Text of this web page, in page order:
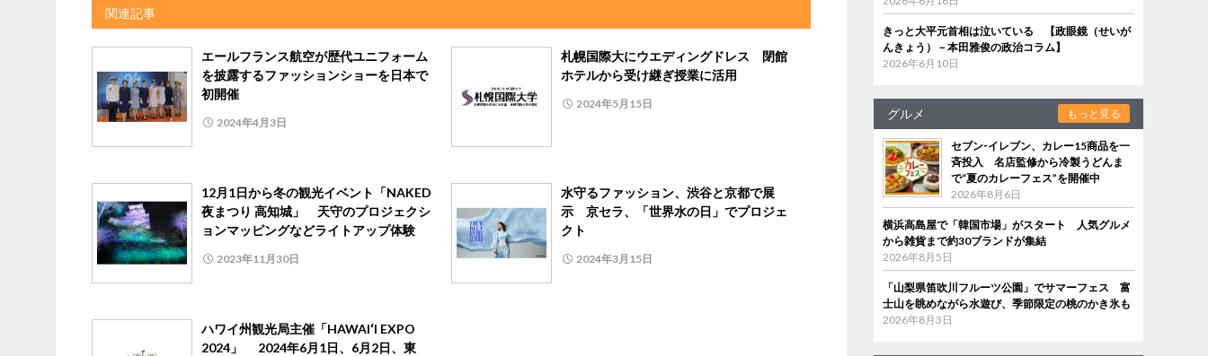
関連記事
エールフランス航空が歴代ユニフォーム
を披露するファッションショーを日本で
初開催
2024年4月3日
札幌国際大にウエディングドレス 閉館
ホテルから受け継ぎ授業に活用
2024年5月15日
12月1日から冬の観光イベント「NAKED
夜まつり 高知城」 天守のプロジェクシ
ョンマッピングなどライトアップ体験
2023年11月30日
水守るファッション、渋谷と京都で展
示 京セラ、「世界水の日」でプロジェ
クト
2024年3月15日
ハワイ州観光局主催「HAWAIʻI EXPO
2024」 2024年6月1日、6月2日、東
きっと大平元首相は泣いている 【政眼鏡（せいが
んきょう）－本田雅俊の政治コラム】
2026年6月10日
グルメ もっと見る
セブン‐イレブン、カレー15商品を一
斉投入 名店監修から冷製うどんま
で“夏のカレーフェス”を開催中
2026年8月6日
横浜高島屋で「韓国市場」がスタート 人気グルメ
から雑貨まで約30ブランドが集結
2026年8月5日
「山梨県笛吹川フルーツ公園」でサマーフェス 富
士山を眺めながら水遊び、季節限定の桃のかき氷も
2026年8月3日